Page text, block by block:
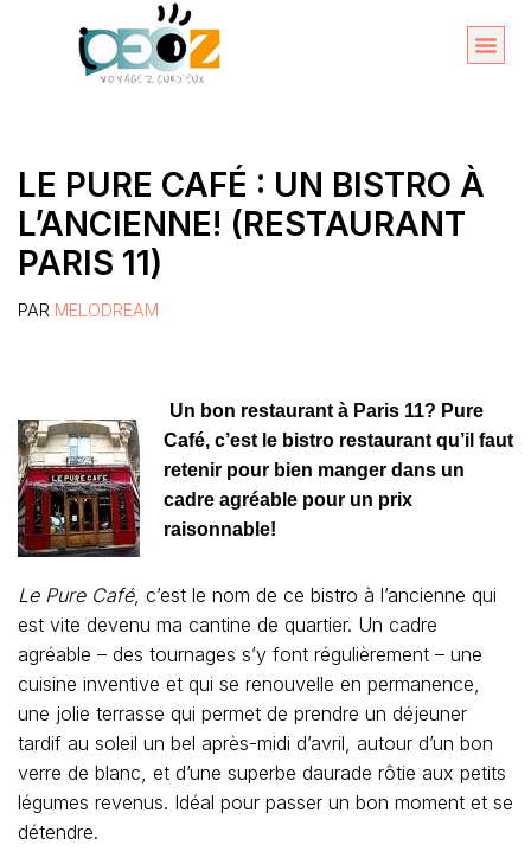
LE PURE CAFÉ : UN BISTRO À
L’ANCIENNE! (RESTAURANT
PARIS 11)
PAR MELODREAM
Un bon restaurant à Paris 11? Pure
Café, c’est le bistro restaurant qu’il faut
retenir pour bien manger dans un
cadre agréable pour un prix
raisonnable!
Le Pure Café, c’est le nom de ce bistro à l’ancienne qui
est vite devenu ma cantine de quartier. Un cadre
agréable – des tournages s’y font régulièrement – une
cuisine inventive et qui se renouvelle en permanence,
une jolie terrasse qui permet de prendre un déjeuner
tardif au soleil un bel après-midi d’avril, autour d’un bon
verre de blanc, et d’une superbe daurade rôtie aux petits
légumes revenus. Idéal pour passer un bon moment et se
détendre.